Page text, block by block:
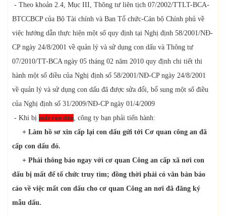
- Theo khoản 2.4, Mục III, Thông tư liên tịch 07/2002/TTLT-BCA-
BTCCBCP của Bộ Tài chính và Ban Tổ chức-Cán bộ Chính phủ về
việc hướng dẫn thực hiện một số quy định tại Nghị định 58/2001/NĐ-
CP ngày 24/8/2001 về quản lý và sử dụng con dấu và Thông tư
07/2010/TT-BCA ngày 05 tháng 02 năm 2010 quy định chi tiết thi
hành một số điều của Nghị định số 58/2001/NĐ-CP ngày 24/8/2001
về quản lý và sử dụng con dấu đã được sửa đổi, bổ sung một số điều
của Nghị định số 31/2009/NĐ-CP ngày 01/4/2009
- Khi bị mất con dấu , công ty bạn phải tiến hành:
+ Làm hồ sơ xin cấp lại con dấu gửi tới Cơ quan công an đã
cấp con dấu đó.
+ Phải thông báo ngay với cơ quan Công an cấp xã nơi con
dấu bị mất để tổ chức truy tìm; đồng thời phải có văn bản báo
cáo về việc mất con dấu cho cơ quan Công an nơi đã đăng ký
mẫu dấu.